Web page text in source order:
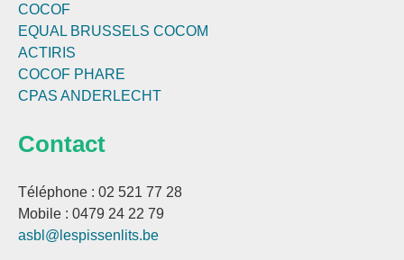
COCOF
EQUAL BRUSSELS COCOM
ACTIRIS
COCOF PHARE
CPAS ANDERLECHT
Contact
Téléphone : 02 521 77 28
Mobile : 0479 24 22 79
asbl@lespissenlits.be